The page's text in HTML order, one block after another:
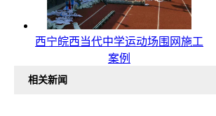
西宁皖西当代中学运动场围网施工
案例
相关新闻